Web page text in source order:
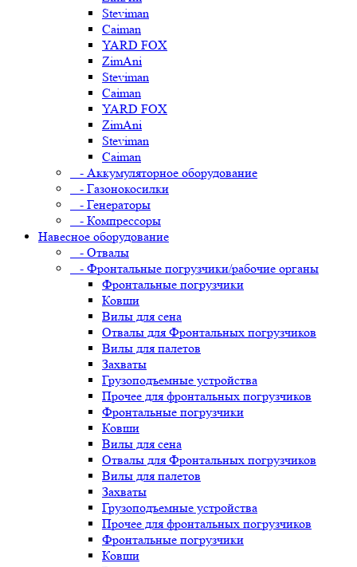
Steviman
Caiman
YARD FOX
ZimAni
Steviman
Caiman
YARD FOX
ZimAni
Steviman
Caiman
- Аккумуляторное оборудование
- Газонокосилки
- Генераторы
- Компрессоры
Навесное оборудование
- Отвалы
- Фронтальные погрузчики/рабочие органы
Фронтальные погрузчики
Ковши
Вилы для сена
Отвалы для Фронтальных погрузчиков
Вилы для палетов
Захваты
Грузоподъемные устройства
Прочее для фронтальных погрузчиков
Фронтальные погрузчики
Ковши
Вилы для сена
Отвалы для Фронтальных погрузчиков
Вилы для палетов
Захваты
Грузоподъемные устройства
Прочее для фронтальных погрузчиков
Фронтальные погрузчики
Ковши